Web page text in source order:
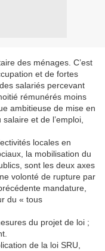
des ménages. C’est
et de fortes
salariés percevant
rémunérés moins
ambitieuse de mise en
et de l’emploi,
locales en
la mobilisation du
sont les deux axes
volonté de rupture par
mandature,
du « tous
du projet de loi ;
de la loi SRU,